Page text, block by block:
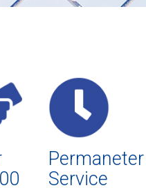
Permaneter
Service